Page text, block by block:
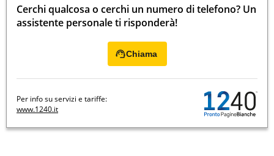
Cerchi qualcosa o cerchi un numero di telefono? Un
assistente personale ti risponderà!
Chiama
Per info su servizi e tariffe:
www.1240.it